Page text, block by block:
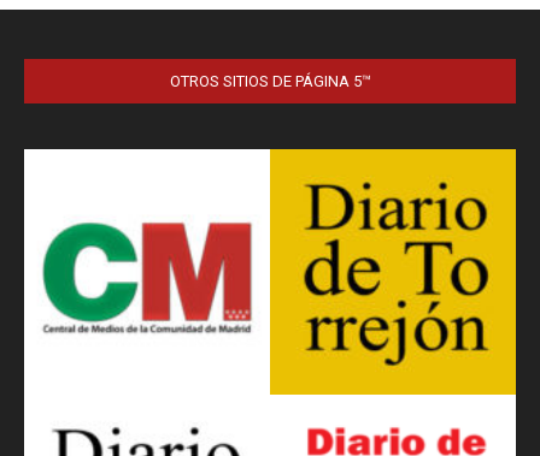
OTROS SITIOS DE PÁGINA 5™